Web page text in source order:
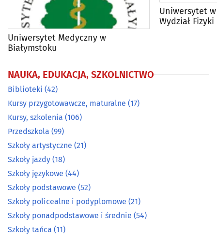
Szkoły ponadpodstawowe i średnie(54)
Szkoły tańca(11)
Szkoły wyższe
Żłobki(24)
Uniwersytet Medyczny w
Białymstoku
Uniwersytet
Wydział Fizyki
NAUKA, EDUKACJA, SZKOLNICTWO
Biblioteki (42)
Kursy przygotowawcze, maturalne (17)
Kursy, szkolenia (106)
Przedszkola (99)
Szkoły artystyczne (21)
Szkoły jazdy (18)
Szkoły językowe (44)
Szkoły podstawowe (52)
Szkoły policealne i podyplomowe (21)
Szkoły ponadpodstawowe i średnie (54)
Szkoły tańca (11)